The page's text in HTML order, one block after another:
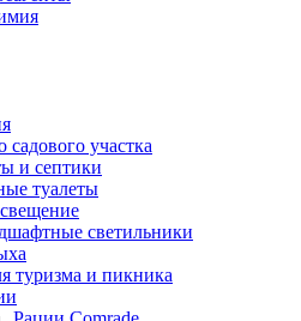
садового участка
и септики
туалеты
светильники
туризма и пикника